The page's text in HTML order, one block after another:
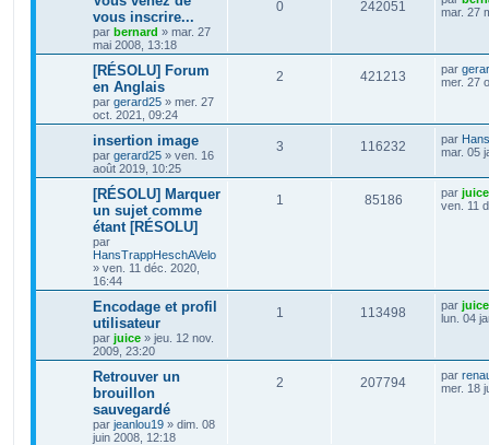
vous inscrire...
par bernard » mar. 27
mai 2008, 13:18
0 242051
mar. 27
[RÉSOLU] Forum
en Anglais
par gerard25 » mer. 27
oct. 2021, 09:24
2 421213 par
mer. 27
insertion image
par gerard25 » ven. 16
août 2019, 10:25
3 116232 par
mar. 05
[RÉSOLU] Marquer
un sujet comme
étant [RÉSOLU]
par
HansTrappHeschAVelo
» ven. 11 déc. 2020,
16:44
1 85186 par juice
ven. 11
Encodage et profil
utilisateur
par juice » jeu. 12 nov.
2009, 23:20
1 113498 par juice
lun. 04
Retrouver un
brouillon
sauvegardé
par jeanlou19 » dim. 08
juin 2008, 12:18
2 207794 par
mer. 18